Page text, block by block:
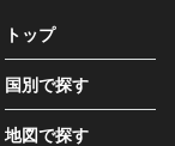
トップ
国別で探す
地図で探す